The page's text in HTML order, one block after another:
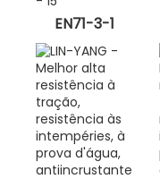
EN71-3-1